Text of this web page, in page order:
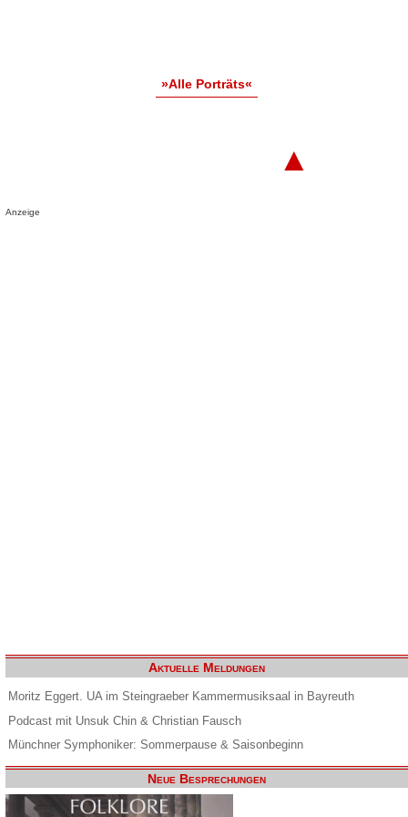
»Alle Porträts«
▲
Anzeige
Aktuelle Meldungen
Moritz Eggert. UA im Steingraeber Kammermusiksaal in Bayreuth
Podcast mit Unsuk Chin & Christian Fausch
Münchner Symphoniker: Sommerpause & Saisonbeginn
Neue Besprechungen